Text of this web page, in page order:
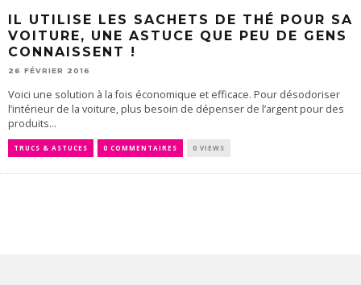
IL UTILISE LES SACHETS DE THÉ POUR SA
VOITURE, UNE ASTUCE QUE PEU DE GENS
CONNAISSENT !
26 FÉVRIER 2016
Voici une solution à la fois économique et efficace. Pour désodoriser
l’intérieur de la voiture, plus besoin de dépenser de l’argent pour des
produits...
TRUCS & ASTUCES 0 COMMENTAIRES 0 VIEWS